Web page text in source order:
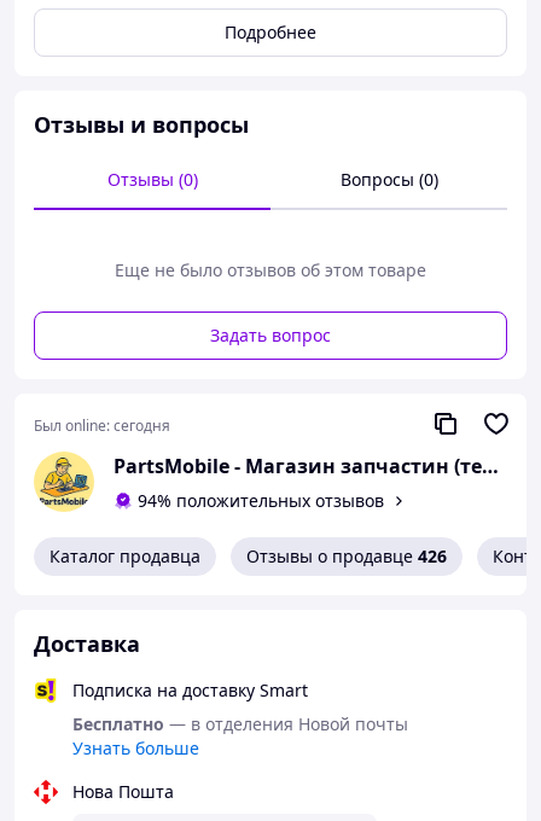
лучшее качество;
Для самостоятельной замены нужно докупить:
Защитное стекло, чтобы обеспечить защиту
Это все можете купить у Нас, сразу одной посылкой
понедельника по субботу.
Подробнее
Отзывы и вопросы
Отзывы (0) Вопросы (0)
Еще не было отзывов об этом товаре
Задать вопрос
Был online:сегодня
PartsMobile - Магазин запчастин (телефони, планшети, ноутбуки)
94% положительных отзывов
Каталог продавца Отзывы о продавце 426
Доставка
Подписка на доставку Smart
Бесплатно — в отделения Новой почты
Узнать больше
Нова Пошта